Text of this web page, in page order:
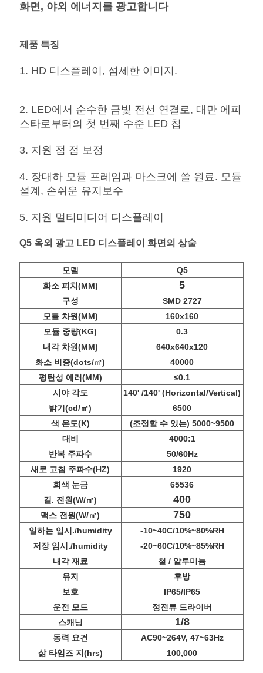
BAIDU
화면, 야외 에너지를 광고합니다
제품 특징
1. HD 디스플레이, 섬세한 이미지.
2. LED에서 순수한 금빛 전선 연결로, 대만 에피
스타로부터의 첫 번째 수준 LED 칩
3. 지원 점 점 보정
4. 장대하 모듈 프레임과 마스크에 쓸 원료. 모듈
설계, 손쉬운 유지보수
5. 지원 멀티미디어 디스플레이
Q5 옥외 광고 LED 디스플레이 화면의 상술
모델
Q5
화소 피치(MM)
5
구성
SMD 2727
모듈 차원(MM)
160x160
모듈 중량(KG)
0.3
내각 차원(MM)
640x640x120
화소 비중(dots/㎡)
40000
평탄성 에러(MM)
≤0.1
시야 각도
140' /140' (Horizontal/Vertical)
밝기(cd/㎡)
6500
색 온도(K)
(조정할 수 있는) 5000~9500
대비
4000:1
반복 주파수
50/60Hz
새로 고침 주파수(HZ)
1920
회색 눈금
65536
길. 전원(W/㎡)
400
맥스 전원(W/㎡) 750
일하는 임시./humidity
-10~40C/10%~80%RH
저장 임시./humidity
-20~60C/10%~85%RH
내각 재료
철 / 알루미늄
유지
후방
보호
IP65/IP65
운전 모드
정전류 드라이버
스캐닝
1/8
동력 요건
AC90~264V, 47~63Hz
삶 타임즈 지(hrs)
100,000